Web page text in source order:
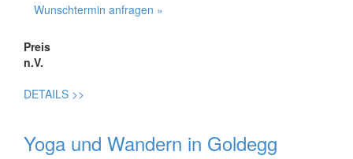
Wunschtermin anfragen »
Preis
n.V.
DETAILS >>
Yoga und Wandern in Goldegg